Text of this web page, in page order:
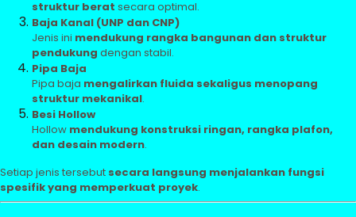
struktur berat secara optimal.
Baja Kanal (UNP dan CNP)
Jenis ini mendukung rangka bangunan dan struktur
pendukung dengan stabil.
Pipa Baja
Pipa baja mengalirkan fluida sekaligus menopang
struktur mekanikal.
Besi Hollow
Hollow mendukung konstruksi ringan, rangka plafon,
dan desain modern.
Setiap jenis tersebut secara langsung menjalankan fungsi
spesifik yang memperkuat proyek.